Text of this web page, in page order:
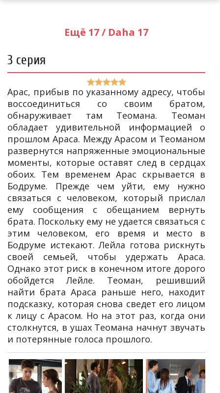
Ещё 17 / Daha 17
3 серия
Арас, прибыв по указанному адресу, чтобы
воссоединиться со своим братом,
обнаруживает там Теомана. Теоман
обладает удивительной информацией о
прошлом Араса. Между Арасом и Теоманом
развернутся напряженные эмоциональные
моменты, которые оставят след в сердцах
обоих. Тем временем Арас скрывается в
Бодруме. Прежде чем уйти, ему нужно
связаться с человеком, который прислал
ему сообщения с обещанием вернуть
брата. Поскольку ему не удается связаться с
этим человеком, его время и место в
Бодруме истекают. Лейла готова рискнуть
своей семьей, чтобы удержать Араса.
Однако этот риск в конечном итоге дорого
обойдется Лейле. Теоман, решивший
найти брата Араса раньше него, находит
подсказку, которая снова сведет его лицом
к лицу с Арасом. Но на этот раз, когда они
столкнутся, в ушах Теомана начнут звучать
и потерянные голоса прошлого.